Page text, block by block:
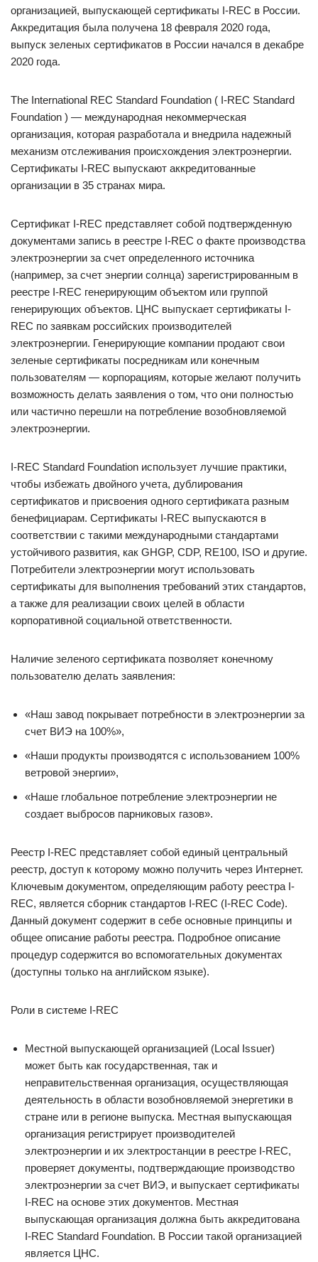
организацией, выпускающей сертификаты I-REC в России.
Аккредитация была получена 18 февраля 2020 года,
выпуск зеленых сертификатов в России начался в декабре
2020 года.
The International REC Standard Foundation ( I-REC Standard
Foundation ) — международная некоммерческая
организация, которая разработала и внедрила надежный
механизм отслеживания происхождения электроэнергии.
Сертификаты I-REC выпускают аккредитованные
организации в 35 странах мира.
Сертификат I-REC представляет собой подтвержденную
документами запись в реестре I-REC о факте производства
электроэнергии за счет определенного источника
(например, за счет энергии солнца) зарегистрированным в
реестре I-REC генерирующим объектом или группой
генерирующих объектов. ЦНС выпускает сертификаты I-
REC по заявкам российских производителей
электроэнергии. Генерирующие компании продают свои
зеленые сертификаты посредникам или конечным
пользователям — корпорациям, которые желают получить
возможность делать заявления о том, что они полностью
или частично перешли на потребление возобновляемой
электроэнергии.
I-REC Standard Foundation использует лучшие практики,
чтобы избежать двойного учета, дублирования
сертификатов и присвоения одного сертификата разным
бенефициарам. Сертификаты I-REC выпускаются в
соответствии с такими международными стандартами
устойчивого развития, как GHGP, CDP, RE100, ISO и другие.
Потребители электроэнергии могут использовать
сертификаты для выполнения требований этих стандартов,
а также для реализации своих целей в области
корпоративной социальной ответственности.
Наличие зеленого сертификата позволяет конечному
пользователю делать заявления:
«Наш завод покрывает потребности в электроэнергии за
счет ВИЭ на 100%»,
«Наши продукты производятся с использованием 100%
ветровой энергии»,
«Наше глобальное потребление электроэнергии не
создает выбросов парниковых газов».
Реестр I-REC представляет собой единый центральный
реестр, доступ к которому можно получить через Интернет.
Ключевым документом, определяющим работу реестра I-
REC, является сборник стандартов I-REC (I-REC Code).
Данный документ содержит в себе основные принципы и
общее описание работы реестра. Подробное описание
процедур содержится во вспомогательных документах
(доступны только на английском языке).
Роли в системе I-REC
Местной выпускающей организацией (Local Issuer)
может быть как государственная, так и
неправительственная организация, осуществляющая
деятельность в области возобновляемой энергетики в
стране или в регионе выпуска. Местная выпускающая
организация регистрирует производителей
электроэнергии и их электростанции в реестре I-REC,
проверяет документы, подтверждающие производство
электроэнергии за счет ВИЭ, и выпускает сертификаты
I-REC на основе этих документов. Местная
выпускающая организация должна быть аккредитована
I-REC Standard Foundation. В России такой организацией
является ЦНС.